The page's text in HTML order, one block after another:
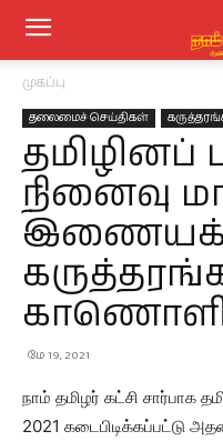
முகப்பு
தலைமைச் செய்திகள்
நினைவு
இணையக்
காணொளி
மே 19, 2021
நாம் தமிழர் கட்சி சார்பாக
2021 கடைபிடிக்கப்பட்டு